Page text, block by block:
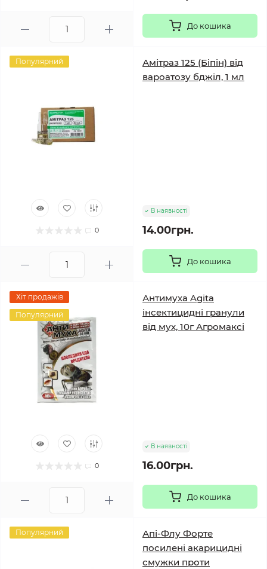
До кошика
Популярний
0
Амітраз 125 (Біпін) від
вароатозу бджіл, 1 мл
В наявності
14.00грн.
До кошика
Хіт продажів
Популярний
0
Антимуха Agita
інсектицидні гранули
від мух, 10г Агромаксі
В наявності
16.00грн.
До кошика
Популярний
Апі-Флу Форте
посилені акарицидні
смужки проти